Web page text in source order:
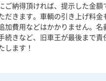
ご納得頂ければ、提示した金額
だきます。車輌の引き上げ料金
加費用などはかかりません。名
続きなど、旧車王が最後まで責
します！